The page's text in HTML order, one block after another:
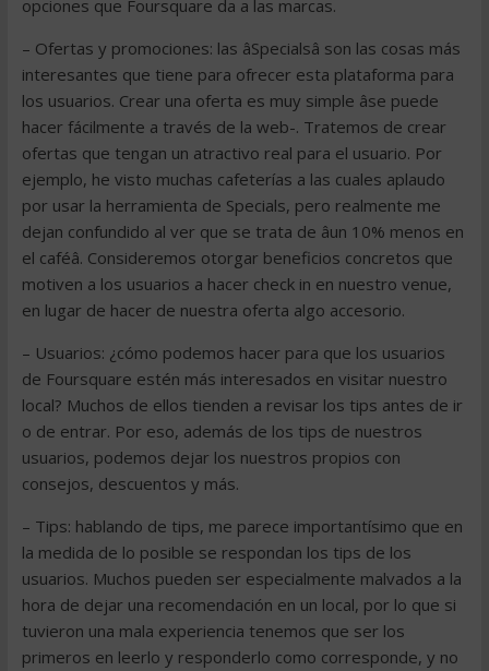
opciones que Foursquare da a las marcas.
– Ofertas y promociones: las âSpecialsâ son las cosas más
interesantes que tiene para ofrecer esta plataforma para
los usuarios. Crear una oferta es muy simple âse puede
hacer fácilmente a través de la web-. Tratemos de crear
ofertas que tengan un atractivo real para el usuario. Por
ejemplo, he visto muchas cafeterías a las cuales aplaudo
por usar la herramienta de Specials, pero realmente me
dejan confundido al ver que se trata de âun 10% menos en
el caféâ. Consideremos otorgar beneficios concretos que
motiven a los usuarios a hacer check in en nuestro venue,
en lugar de hacer de nuestra oferta algo accesorio.
– Usuarios: ¿cómo podemos hacer para que los usuarios
de Foursquare estén más interesados en visitar nuestro
local? Muchos de ellos tienden a revisar los tips antes de ir
o de entrar. Por eso, además de los tips de nuestros
usuarios, podemos dejar los nuestros propios con
consejos, descuentos y más.
– Tips: hablando de tips, me parece importantísimo que en
la medida de lo posible se respondan los tips de los
usuarios. Muchos pueden ser especialmente malvados a la
hora de dejar una recomendación en un local, por lo que si
tuvieron una mala experiencia tenemos que ser los
primeros en leerlo y responderlo como corresponde, y no